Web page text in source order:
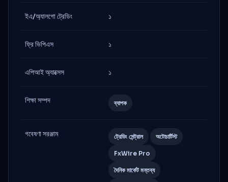
ইএ/অ্যালগো ট্রেডিং ১
ফ্রি ভিপিএস ১
এপিআই অ্যাক্সেস ১
শিক্ষা সম্পদ ব্যাপক
গবেষণা সরঞ্জাম ট্রেডিং সেন্ট্রাল অটোচার্টিস্ট
FxWire Pro
দৈনিক মার্কেট মন্তব্য